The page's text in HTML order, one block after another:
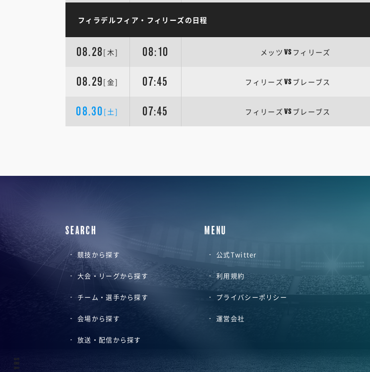
フィラデルフィア・フィリーズの日程
08.28[木] 08:10 メッツ VS フィリーズ
08.29[金] 07:45 フィリーズ VS ブレーブス
08.30 [土] 07:45 フィリーズ VS ブレーブス
SEARCH
競技から探す
大会・リーグから探す
チーム・選手から探す
会場から探す
放送・配信から探す
MENU
公式Twitter
利用規約
プライバシーポリシー
運営会社